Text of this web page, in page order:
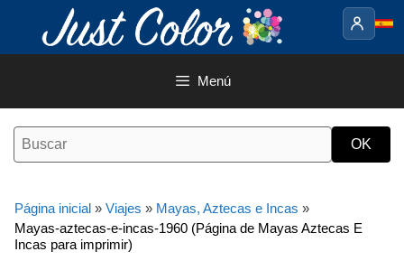
contenido
Menú
Página inicial » Viajes » Mayas, Aztecas e Incas »
Mayas-aztecas-e-incas-1960 (Página de Mayas Aztecas E
Incas para imprimir)